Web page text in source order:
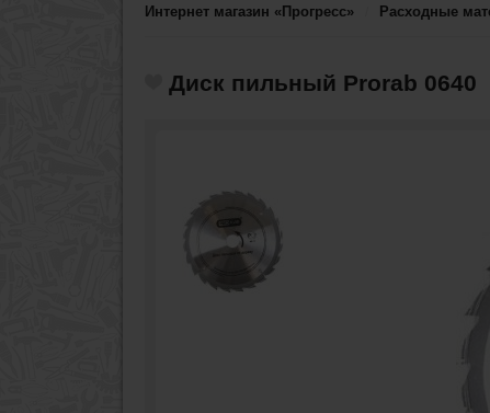
Интернет магазин «Прогресс» Расходные
Диск пильный Prorab 0640